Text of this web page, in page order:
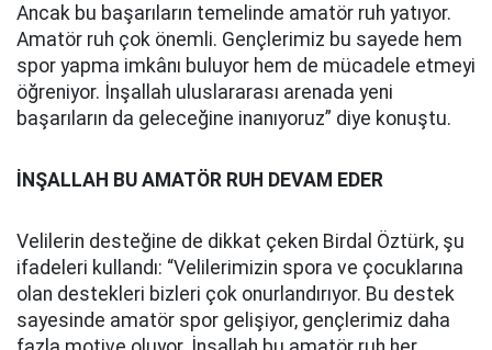
Ancak bu başarıların temelinde amatör ruh yatıyor.
Amatör ruh çok önemli. Gençlerimiz bu sayede hem
spor yapma imkânı buluyor hem de mücadele etmeyi
öğreniyor. İnşallah uluslararası arenada yeni
başarıların da geleceğine inanıyoruz” diye konuştu.
İNŞALLAH BU AMATÖR RUH DEVAM EDER
Velilerin desteğine de dikkat çeken Birdal Öztürk, şu
ifadeleri kullandı: “Velilerimizin spora ve çocuklarına
olan destekleri bizleri çok onurlandırıyor. Bu destek
sayesinde amatör spor gelişiyor, gençlerimiz daha